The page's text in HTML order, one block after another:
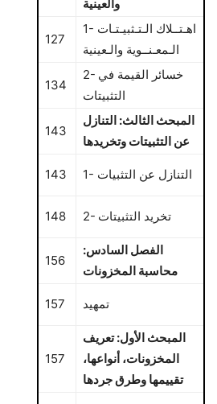
والعينية
127
1- اهـتــلاك الـتـثبيـتـات
الـمعـنــوية والـعينية
134
2- خسائر القيمة في
التثبيتات
143
المبحث الثالث: التنازل
عن التثبيتات وتخريدها
143 1- التنازل عن التثبيات
148 2- تخريد التثبيتات
156
الفصل السادس:
محاسبة المخزونات
157 تمهيد
157
المبحث الأول: تعريف
المخزونات، أنواعها،
تقييمها وطرق جردها